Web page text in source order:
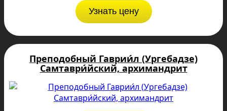
Узнать цену
Преподобный Гаврии́л (Ургебадзе)
Самтаври́йский, архимандрит